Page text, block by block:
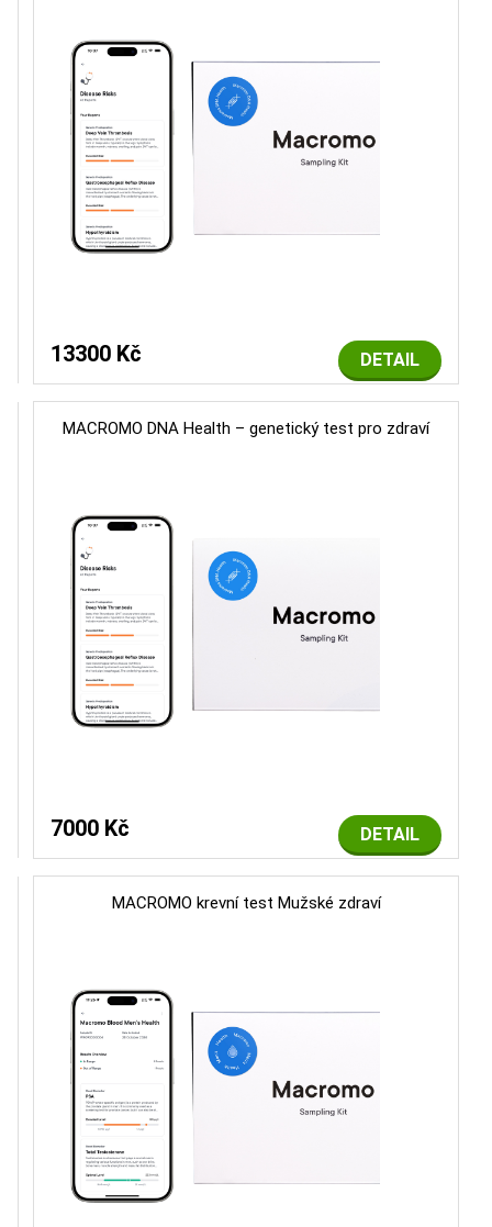
DETAIL
13300 Kč
MACROMO DNA Health – genetický test pro zdraví
DETAIL
7000 Kč
MACROMO krevní test Mužské zdraví